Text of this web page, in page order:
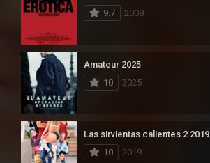
9.7
2008
Amateur 2025
10
2025
Las sirvientas calientes 2 2019
10
2019